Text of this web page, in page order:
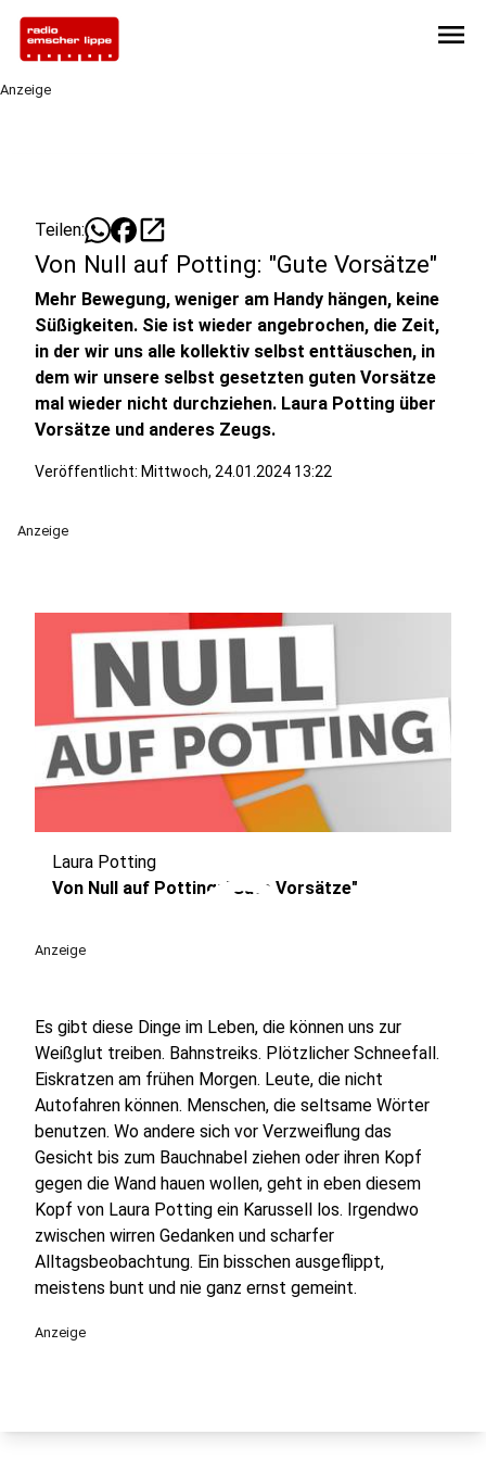
menu
Anzeige
Teilen: open_in_new
Von Null auf Potting: "Gute Vorsätze"
Mehr Bewegung, weniger am Handy hängen, keine
Süßigkeiten. Sie ist wieder angebrochen, die Zeit,
in der wir uns alle kollektiv selbst enttäuschen, in
dem wir unsere selbst gesetzten guten Vorsätze
mal wieder nicht durchziehen. Laura Potting über
Vorsätze und anderes Zeugs.
Veröffentlicht: Mittwoch, 24.01.2024 13:22
Anzeige
play_circle
Laura Potting
Von Null auf Potting: "Gute Vorsätze"
Anzeige
Es gibt diese Dinge im Leben, die können uns zur
Weißglut treiben. Bahnstreiks. Plötzlicher Schneefall.
Eiskratzen am frühen Morgen. Leute, die nicht
Autofahren können. Menschen, die seltsame Wörter
benutzen. Wo andere sich vor Verzweiflung das
Gesicht bis zum Bauchnabel ziehen oder ihren Kopf
gegen die Wand hauen wollen, geht in eben diesem
Kopf von Laura Potting ein Karussell los. Irgendwo
zwischen wirren Gedanken und scharfer
Alltagsbeobachtung. Ein bisschen ausgeflippt,
meistens bunt und nie ganz ernst gemeint.
Anzeige